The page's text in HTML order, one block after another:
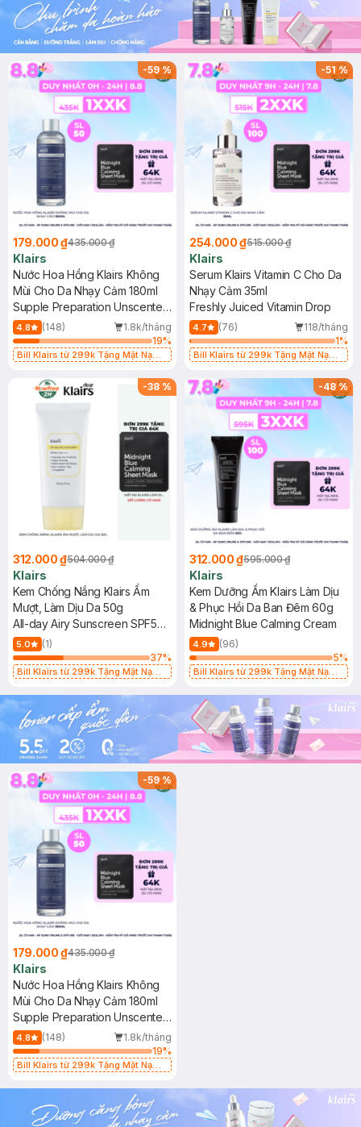
-59%
179.000 ₫435.000 ₫
Klairs
Nước Hoa Hồng Klairs Không
Mùi Cho Da Nhạy Cảm 180ml
Supple Preparation Unscented
Toner
4.8 (148)
1.8k/tháng
19%
Bill Klairs từ 299k Tặng Mặt Nạ
25ml (SL Có Hạn)
-51%
254.000 ₫515.000 ₫
Klairs
Serum Klairs Vitamin C Cho Da
Nhạy Cảm 35ml
Freshly Juiced Vitamin Drop
4.7 (76)
118/tháng
1%
Bill Klairs từ 299k Tặng Mặt Nạ
25ml (SL Có Hạn)
-38 %
312.000 ₫504.000 ₫
Klairs
Kem Chống Nắng Klairs Ẩm
Mượt, Làm Dịu Da 50g
All-day Airy Sunscreen SPF50+
PA++++
5.0
(1)
37%
Bill Klairs từ 299k Tặng Mặt Nạ
25ml (SL Có Hạn)
-48%
312.000 ₫595.000 ₫
Klairs
Kem Dưỡng Ẩm Klairs Làm Dịu
& Phục Hồi Da Ban Đêm 60g
Midnight Blue Calming Cream
4.9
(96)
5%
Bill Klairs từ 299k Tặng Mặt Nạ
25ml (SL Có Hạn)
-59%
179.000 ₫435.000 ₫
Klairs
Nước Hoa Hồng Klairs Không
Mùi Cho Da Nhạy Cảm 180ml
Supple Preparation Unscented
Toner
4.8 (148)
1.8k/tháng
19%
Bill Klairs từ 299k Tặng Mặt Nạ
25ml (SL Có Hạn)